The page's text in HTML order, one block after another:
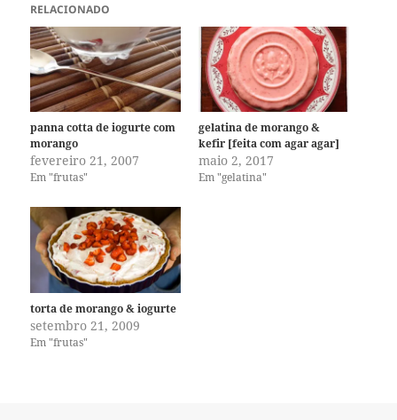
RELACIONADO
panna cotta de iogurte com
morango
fevereiro 21, 2007
Em "frutas"
gelatina de morango &
kefir [feita com agar agar]
maio 2, 2017
Em "gelatina"
torta de morango & iogurte
setembro 21, 2009
Em "frutas"